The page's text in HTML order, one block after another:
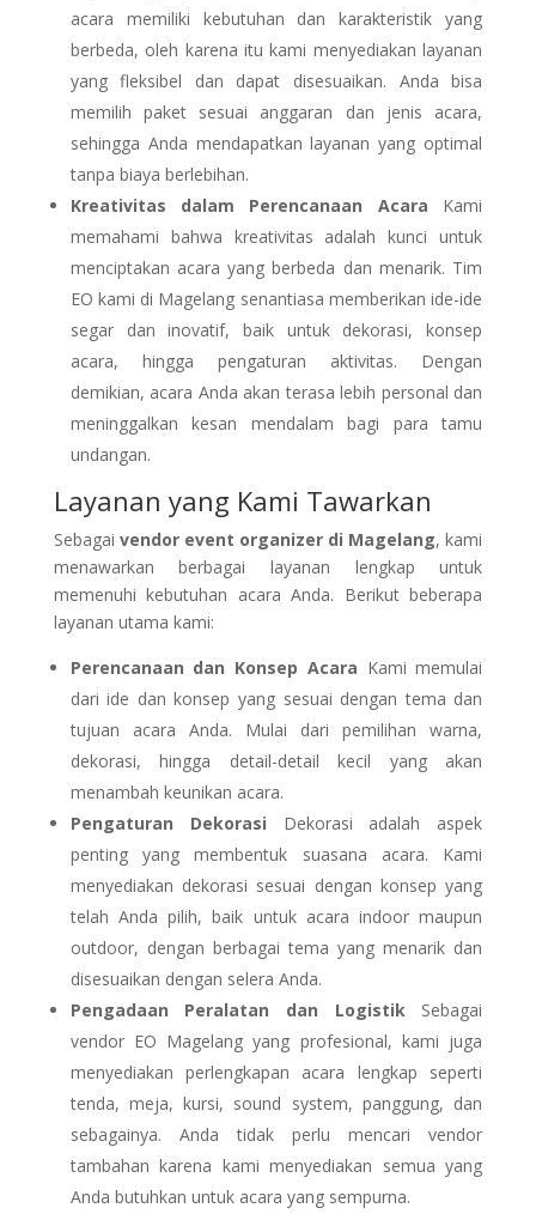
acara memiliki kebutuhan dan karakteristik yang
berbeda, oleh karena itu kami menyediakan layanan
yang fleksibel dan dapat disesuaikan. Anda bisa
memilih paket sesuai anggaran dan jenis acara,
sehingga Anda mendapatkan layanan yang optimal
tanpa biaya berlebihan.
Kreativitas dalam Perencanaan Acara Kami
memahami bahwa kreativitas adalah kunci untuk
menciptakan acara yang berbeda dan menarik. Tim
EO kami di Magelang senantiasa memberikan ide-ide
segar dan inovatif, baik untuk dekorasi, konsep
acara, hingga pengaturan aktivitas. Dengan
demikian, acara Anda akan terasa lebih personal dan
meninggalkan kesan mendalam bagi para tamu
undangan.
Layanan yang Kami Tawarkan
Sebagai vendor event organizer di Magelang, kami
menawarkan berbagai layanan lengkap untuk
memenuhi kebutuhan acara Anda. Berikut beberapa
layanan utama kami:
Perencanaan dan Konsep Acara Kami memulai
dari ide dan konsep yang sesuai dengan tema dan
tujuan acara Anda. Mulai dari pemilihan warna,
dekorasi, hingga detail-detail kecil yang akan
menambah keunikan acara.
Pengaturan Dekorasi Dekorasi adalah aspek
penting yang membentuk suasana acara. Kami
menyediakan dekorasi sesuai dengan konsep yang
telah Anda pilih, baik untuk acara indoor maupun
outdoor, dengan berbagai tema yang menarik dan
disesuaikan dengan selera Anda.
Pengadaan Peralatan dan LogistikSebagai
vendor EO Magelang yang profesional, kami juga
menyediakan perlengkapan acara lengkap seperti
tenda, meja, kursi, sound system, panggung, dan
sebagainya. Anda tidak perlu mencari vendor
tambahan karena kami menyediakan semua yang
Anda butuhkan untuk acara yang sempurna.